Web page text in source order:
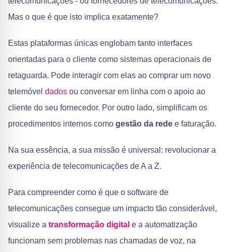
Mas o que é que isto implica exatamente?
Estas plataformas únicas englobam tanto interfaces
orientadas para o cliente como sistemas operacionais de
retaguarda. Pode interagir com elas ao comprar um novo
telemóvel dados ou conversar em linha com o apoio ao
cliente do seu fornecedor. Por outro lado, simplificam os
procedimentos internos como gestão da rede e faturação.
Na sua essência, a sua missão é universal: revolucionar a
experiência de telecomunicações de A a Z.
Para compreender como é que o software de
telecomunicações consegue um impacto tão considerável,
visualize a transformação digital e a automatização
funcionam sem problemas nas chamadas de voz, na